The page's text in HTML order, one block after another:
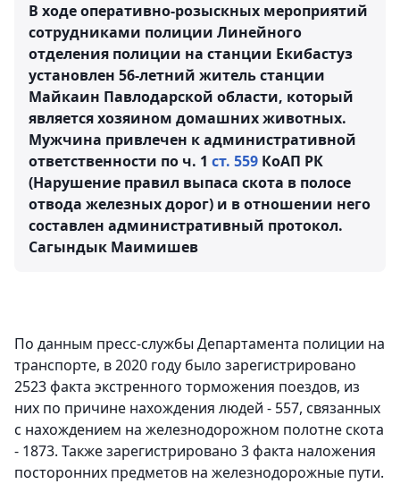
В ходе оперативно-розыскных мероприятий
сотрудниками полиции Линейного
отделения полиции на станции Екибастуз
установлен 56-летний житель станции
Майкаин Павлодарской области, который
является хозяином домашних животных.
Мужчина привлечен к административной
ответственности по ч. 1 ст. 559 КоАП РК
(Нарушение правил выпаса скота в полосе
отвода железных дорог) и в отношении него
составлен административный протокол.
Сагындык Маимишев
По данным ​пресс-службы Департамента полиции на
транспорте, в 2020 году было зарегистрировано
2523 факта экстренного торможения поездов, из
них по причине нахождения людей - 557, связанных
с нахождением на железнодорожном полотне скота
- 1873. Также зарегистрировано 3 факта наложения
посторонних предметов на железнодорожные пути.